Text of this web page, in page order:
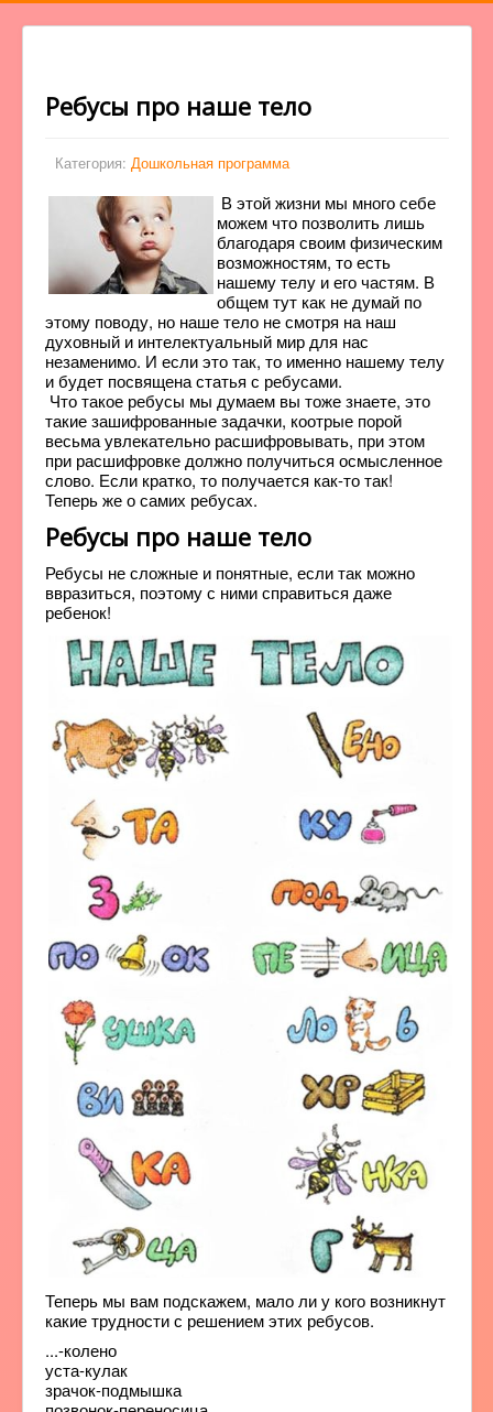
Ребусы про наше тело
Категория: Дошкольная программа
В этой жизни мы много себе
можем что позволить лишь
благодаря своим физическим
возможностям, то есть
нашему телу и его частям. В
общем тут как не думай по
этому поводу, но наше тело не смотря на наш
духовный и интелектуальный мир для нас
незаменимо. И если это так, то именно нашему телу
и будет посвящена статья с ребусами.
Что такое ребусы мы думаем вы тоже знаете, это
такие зашифрованные задачки, коотрые порой
весьма увлекательно расшифровывать, при этом
при расшифровке должно получиться осмысленное
слово. Если кратко, то получается как-то так!
Теперь же о самих ребусах.
Ребусы про наше тело
Ребусы не сложные и понятные, если так можно
ввразиться, поэтому с ними справиться даже
ребенок!
Теперь мы вам подскажем, мало ли у кого возникнут
какие трудности с решением этих ребусов.
...-колено
уста-кулак
зрачок-подмышка